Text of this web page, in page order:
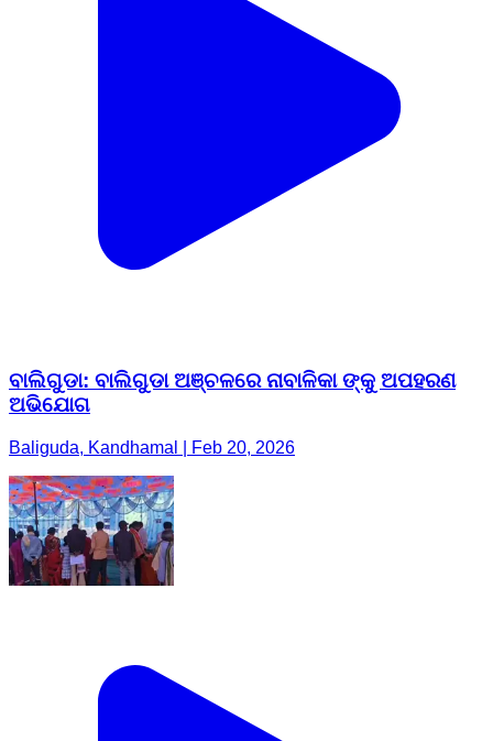
ବାଲିଗୁଡା: ବାଲିଗୁଡା ଅଞ୍ଚଳରେ ନାବାଳିକା ଙ୍କୁ ଅପହରଣ
ଅଭିଯୋଗ
Baliguda, Kandhamal | Feb 20, 2026